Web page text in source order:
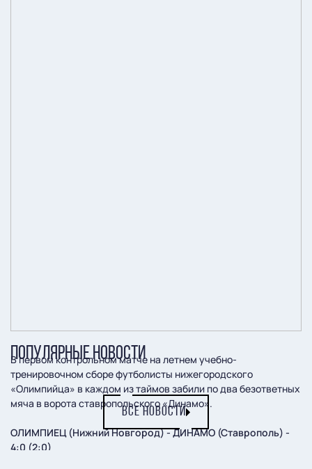
В первом контрольном матче на летнем учебно-
тренировочном сборе футболисты нижегородского
«Олимпийца» в каждом из таймов забили по два безответных
мяча в ворота ставропольского «Динамо».
ОЛИМПИЕЦ (Нижний Новгород) - ДИНАМО (Ставрополь) -
4:0 (2:0)
ПОПУЛЯРНЫЕ НОВОСТИ
ВСЕ НОВОСТИ